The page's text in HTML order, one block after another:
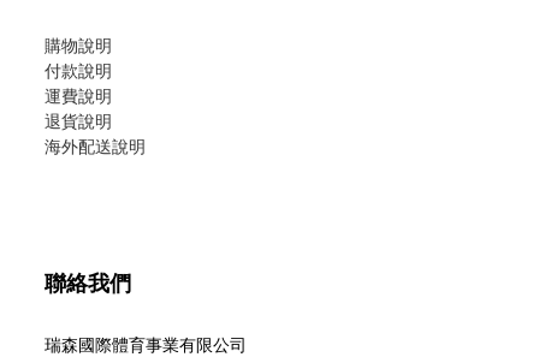
購物說明
付款說明
運費說明
退貨說明
海外配送說明
聯絡我們
瑞森國際體育事業有限公司